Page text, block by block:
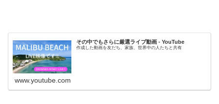
その中でもさらに厳選ライブ動画 - YouTube
作成した動画を友だち、家族、世界中の人たちと共有
www.youtube.com